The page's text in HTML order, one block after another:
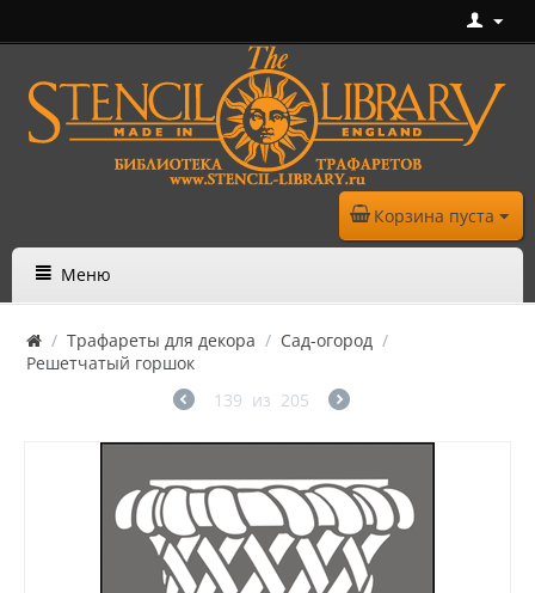
Корзина пуста
Меню
/ Трафареты для декора / Сад-огород /
Решетчатый горшок
139 из 205